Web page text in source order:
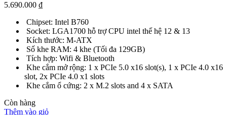
5.690.000 ₫
Chipset: Intel B760
Socket: LGA1700 hỗ trợ CPU intel thế hệ 12 & 13
Kích thước: M-ATX
Số khe RAM: 4 khe (Tối đa 129GB)
Tích hợp: Wifi & Bluetooth
Khe cắm mở rộng: 1 x PCIe 5.0 x16 slot(s), 1 x PCIe 4.0 x16
slot, 2x PCIe 4.0 x1 slots
Khe cắm ổ cứng: 2 x M.2 slots and 4 x SATA
Còn hàng
Thêm vào giỏ